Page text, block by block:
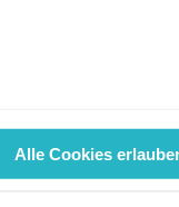
Alle Cookies
erwartet das
dass sie für die
wird für